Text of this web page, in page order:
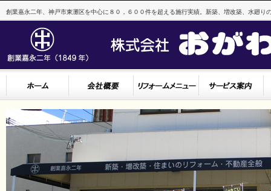
創業嘉永二年、神戸市東灘区を中心に８０，６００件を超える施行実績。新築、増改築、水廻